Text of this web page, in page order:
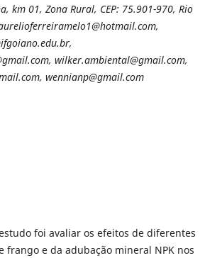
km 01, Zona Rural, CEP: 75.901-970, Rio
wilker.ambiental@gmail.com,
wennianp@gmail.com
foi avaliar os efeitos de diferentes
frango e da adubação mineral NPK nos